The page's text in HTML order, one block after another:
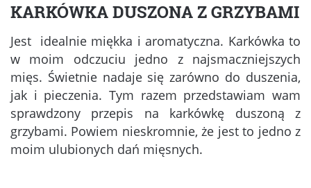
KARKÓWKA DUSZONA Z GRZYBAMI
Jest idealnie miękka i aromatyczna. Karkówka to
w moim odczuciu jedno z najsmaczniejszych
mięs. Świetnie nadaje się zarówno do duszenia,
jak i pieczenia. Tym razem przedstawiam wam
sprawdzony przepis na karkówkę duszoną z
grzybami. Powiem nieskromnie, że jest to jedno z
moim ulubionych dań mięsnych.